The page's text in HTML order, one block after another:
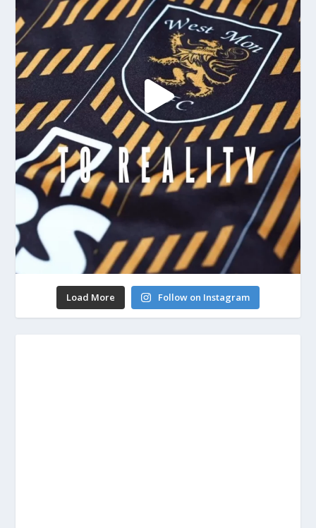
Load More Follow on Instagram